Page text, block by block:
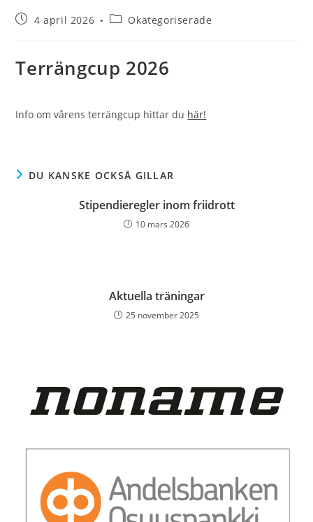
Inlägget4 april 2026 Inläggskategori:
Okategoriserade
Terrängcup 2026
Info om vårens terrängcup hittar du här!
DU KANSKE OCKSÅ GILLAR
Stipendieregler inom friidrott
10 mars 2026
Aktuella träningar
25 november 2025